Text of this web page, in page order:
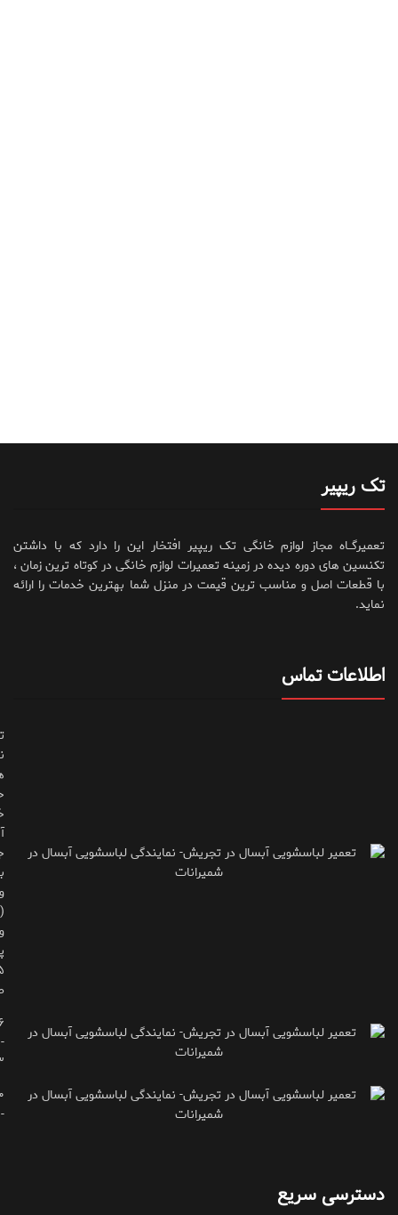
تک ریپیر
تعمیرگــاه مجاز لوازم خانگی تک ریپیر افتخار این را دارد که با داشتن
تکنسین های دوره دیده در زمینه تعمیرات لوازم خانگی در کوتاه ترین زمان ،
با قطعات اصل و مناسب ترین قیمت در منزل شما بهترین خدمات را ارائه
نماید.
اطلاعات تماس
-
-
دسترسی سریع